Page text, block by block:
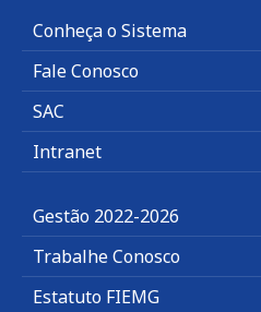
Conheça o Sistema
Fale Conosco
SAC
Intranet
Gestão 2022-2026
Trabalhe Conosco
Estatuto FIEMG